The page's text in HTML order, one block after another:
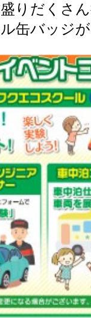
りだくさ
缶バッジ